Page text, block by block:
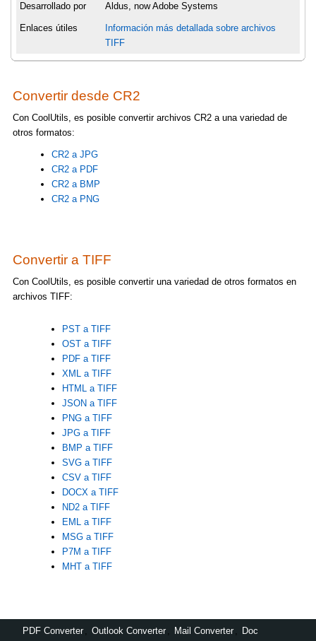
Desarrollado por Aldus, now Adobe Systems
Enlaces útiles
Información más detallada sobre archivos
TIFF
Convertir desde CR2
Con CoolUtils, es posible convertir archivos CR2 a una variedad de
otros formatos:
CR2 a JPG
CR2 a PDF
CR2 a BMP
CR2 a PNG
Convertir a TIFF
Con CoolUtils, es posible convertir una variedad de otros formatos en
archivos TIFF:
PST a TIFF
OST a TIFF
PDF a TIFF
XML a TIFF
HTML a TIFF
JSON a TIFF
PNG a TIFF
JPG a TIFF
BMP a TIFF
SVG a TIFF
CSV a TIFF
DOCX a TIFF
ND2 a TIFF
EML a TIFF
MSG a TIFF
P7M a TIFF
MHT a TIFF
PDF Converter Outlook Converter Mail Converter Doc